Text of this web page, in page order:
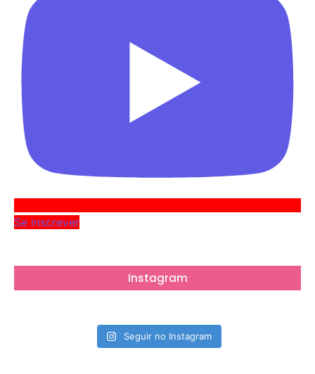
Se inscrever
Instagram
Seguir no Instagram